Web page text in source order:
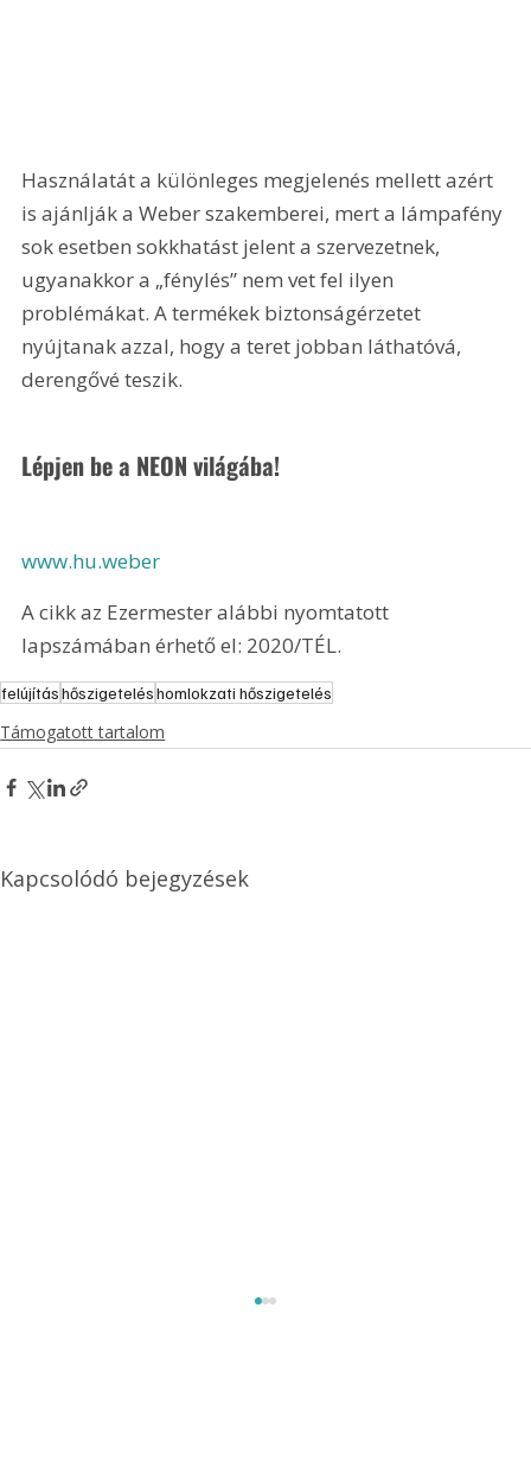
Használatát a különleges megjelenés mellett azért
is ajánlják a Weber szakemberei, mert a lámpafény
sok esetben sokkhatást jelent a szervezetnek,
ugyanakkor a „fénylés” nem vet fel ilyen
problémákat. A termékek biztonságérzetet
nyújtanak azzal, hogy a teret jobban láthatóvá,
derengővé teszik.
Lépjen be a NEON világába!
www.hu.weber
A cikk az Ezermester alábbi nyomtatott
lapszámában érhető el: 2020/TÉL.
felújításhőszigeteléshomlokzati hőszigetelés
Támogatott tartalom
Kapcsolódó bejegyzések